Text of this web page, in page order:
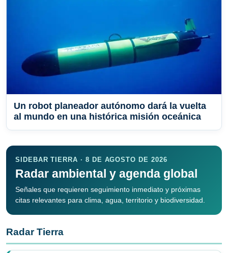
Un robot planeador autónomo dará la vuelta
al mundo en una histórica misión oceánica
SIDEBAR TIERRA · 8 DE AGOSTO DE 2026
Radar ambiental y agenda global
Señales que requieren seguimiento inmediato y próximas
citas relevantes para clima, agua, territorio y biodiversidad.
Radar Tierra